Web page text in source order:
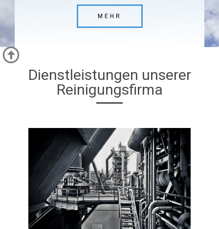
MEHR
Dienstleistungen unserer
Reinigungsfirma